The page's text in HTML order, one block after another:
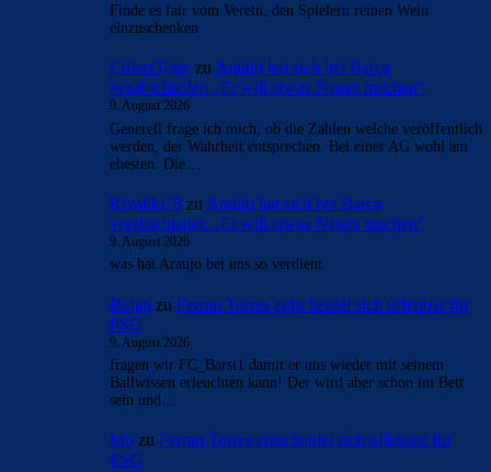
Finde es fair vom Verein, den Spielern reinen Wein
einzuschenken
CulersTony zuAraújo hat sich bei Barça
verabschiedet: „Er will etwas Neues machen“
9. August 2026
Generell frage ich mich, ob die Zahlen welche veröffentlich
werden, der Wahrheit entsprechen. Bei einer AG wohl am
ehesten. Die…
Rivaldo78 zu Araújo hat sich bei Barça
verabschiedet: „Er will etwas Neues machen“
9. August 2026
was hat Araujo bei uns so verdient.
Bojan zu Ferran Torres entscheidet sich offenbar für
PSG
9. August 2026
fragen wir FC_Barsi1 damit er uns wieder mit seinem
Ballwissen erleuchten kann! Der wird aber schon im Bett
sein und…
Mo zu Ferran Torres entscheidet sich offenbar für
PSG